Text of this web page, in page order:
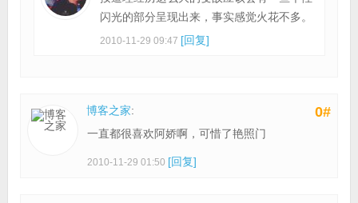
闪光的部分呈现出来，事实感觉火花不多。
2010-11-29 09:47 [回复]
0#
博客之家:
一直都很喜欢阿娇啊，可惜了艳照门
2010-11-29 01:50 [回复]